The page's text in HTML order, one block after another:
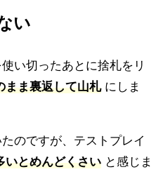
い
い切ったあとに捨札をリ
まま裏返して山札にしま
のですが、テストプレイ
いとめんどくさい と感じま